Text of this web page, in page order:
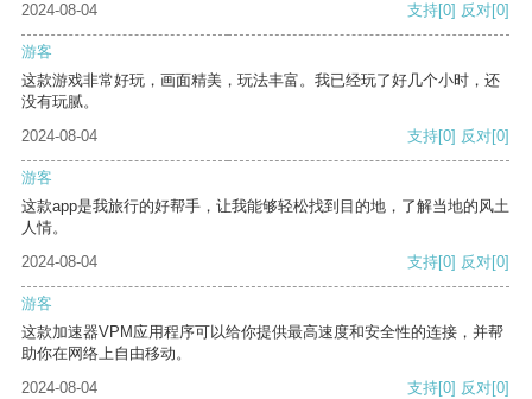
2024-08-04 支持[0] 反对[0]
游客
这款游戏非常好玩，画面精美，玩法丰富。我已经玩了好几个小时，还
没有玩腻。
2024-08-04
支持[0] 反对[0]
游客
这款app是我旅行的好帮手，让我能够轻松找到目的地，了解当地的风土
人情。
2024-08-04
支持[0] 反对[0]
游客
这款加速器VPM应用程序可以给你提供最高速度和安全性的连接，并帮
助你在网络上自由移动。
2024-08-04
支持[0] 反对[0]